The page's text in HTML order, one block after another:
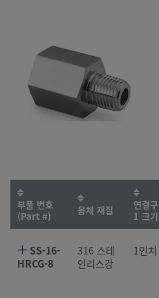
부품 번호
(Part #)
몸체 재질
연결구
1 크기
SS-16-
HRCG-8
316 스테
인리스강
1인치